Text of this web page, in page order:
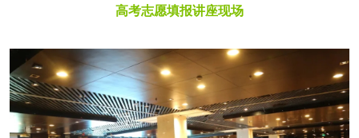
高考志愿填报讲座现场